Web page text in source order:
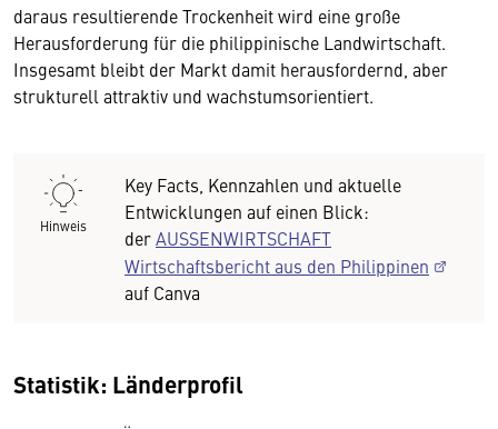
daraus resultierende Trockenheit wird eine große
Herausforderung für die philippinische Landwirtschaft.
Insgesamt bleibt der Markt damit herausfordernd, aber
strukturell attraktiv und wachstumsorientiert.
Hinweis
Key Facts, Kennzahlen und aktuelle
Entwicklungen auf einen Blick:
derAUSSENWIRTSCHAFT
Wirtschaftsbericht aus den Philippinen
auf Canva
Statistik: Länderprofil